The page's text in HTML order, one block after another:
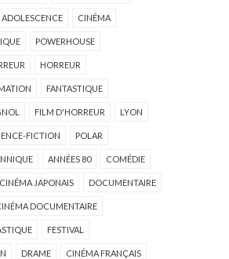
ADOLESCENCE CINÉMA
POWERHOUSE
HORREUR
FANTASTIQUE
FILM D'HORREUR LYON
FICTION POLAR
ANNÉES 80 COMÉDIE
CINÉMA JAPONAIS DOCUMENTAIRE
DOCUMENTAIRE
FESTIVAL
DRAME CINÉMA FRANÇAIS